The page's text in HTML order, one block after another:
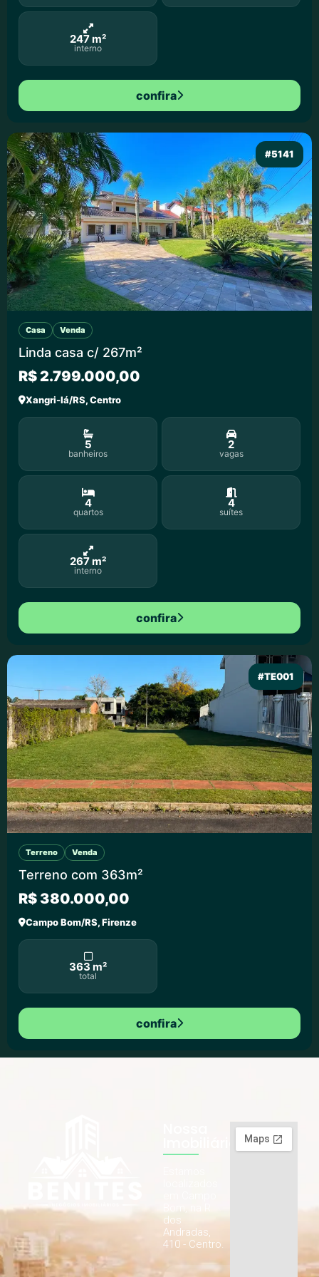
247 m²
interno
confira
#5141
Casa Venda
Linda casa c/ 267m²
R$ 2.799.000,00
Xangri-lá/RS, Centro
5
banheiros
2
vagas
4
quartos
4
suítes
267 m²
interno
confira
#TE001
Terreno Venda
Terreno com 363m²
R$ 380.000,00
Campo Bom/RS, Firenze
363 m²
total
confira
dos
Andradas,
410 - Centro.